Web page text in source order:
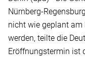
Nürnberg-
nicht wie geplant am
werden, teilte die
Eröffnungstermin ist